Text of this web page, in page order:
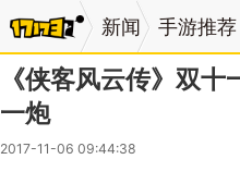
新闻 手游推荐
《侠客风云传》双
一炮
2017-11-06 09:44:38